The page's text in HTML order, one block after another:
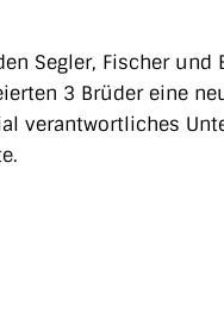
Segler, Fischer und
3 Brüder eine
verantwortliches